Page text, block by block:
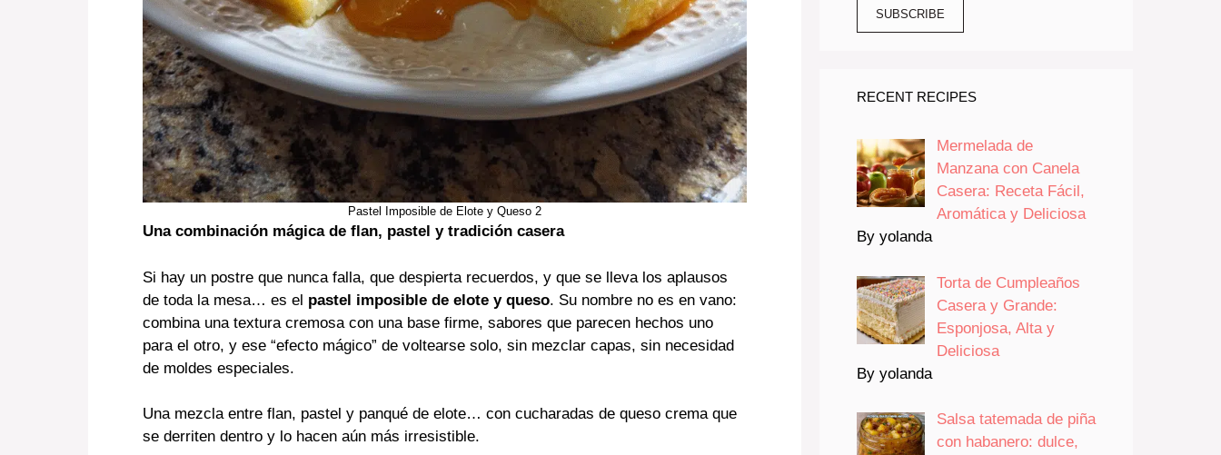
Pastel Imposible de Elote y Queso 2
Una combinación mágica de flan, pastel y tradición casera
Si hay un postre que nunca falla, que despierta recuerdos, y que se lleva los aplausos
de toda la mesa… es el pastel imposible de elote y queso. Su nombre no es en vano:
combina una textura cremosa con una base firme, sabores que parecen hechos uno
para el otro, y ese “efecto mágico” de voltearse solo, sin mezclar capas, sin necesidad
de moldes especiales.
Una mezcla entre flan, pastel y panqué de elote… con cucharadas de queso crema que
se derriten dentro y lo hacen aún más irresistible.
RECENT RECIPES
Mermelada de
Manzana con Canela
Casera: Receta Fácil,
Aromática y Deliciosa
By yolanda
Torta de Cumpleaños
Casera y Grande:
Esponjosa, Alta y
Deliciosa
By yolanda
Salsa tatemada de piña
con habanero: dulce,